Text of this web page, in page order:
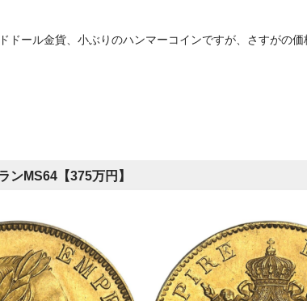
ドール金貨、小ぶりのハンマーコインですが、さすがの
ンMS64【375万円】